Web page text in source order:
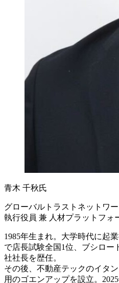
青木 千秋氏
グローバルトラストネットワ
執行役員 兼 人材プラットフォ
1985年生まれ。大学時代に起
で店長試験全国1位、ブシロー
社社長を歴任。
その後、不動産テックのイタ
用のゴエンアップを設立。